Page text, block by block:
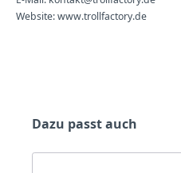
Website: www.trollfactory.de
Produktgalerie überspringen
Dazu passt auch